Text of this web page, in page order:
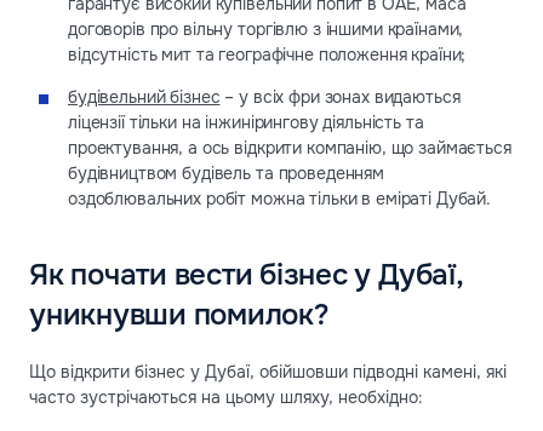
договорів про вільну торгівлю з іншими країнами,
відсутність мит та географічне положення країни;
будівельний бізнес – у всіх фри зонах видаються
ліцензії тільки на інжинірингову діяльність та
проектування, а ось відкрити компанію, що займається
будівництвом будівель та проведенням
оздоблювальних робіт можна тільки в еміраті Дубай.
Як почати вести бізнес у Дубаї,
уникнувши помилок?
Що відкрити бізнес у Дубаї, обійшовши підводні камені, які
часто зустрічаються на цьому шляху, необхідно: